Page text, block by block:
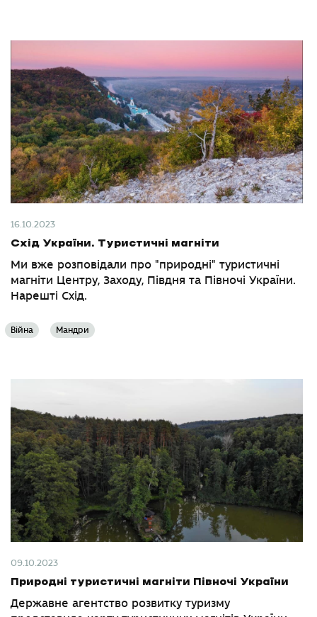
16.10.2023
Схід України. Туристичні магніти
Ми вже розповідали про "природні" туристичні
магніти Центру, Заходу, Півдня та Півночі України.
Нарешті Схід.
Війна Мандри
09.10.2023
Природні туристичні магніти Півночі України
Державне агентство розвитку туризму